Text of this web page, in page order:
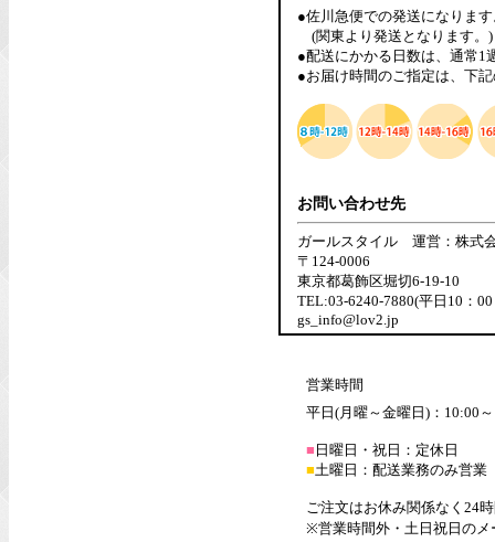
●佐川急便での発送になりま
(関東より発送となります。)
●配送にかかる日数は、通常1
●お届け時間のご指定は、下
お問い合わせ先
ガールスタイル 運営：株式
〒124-0006
東京都葛飾区堀切6-19-10
TEL:03-6240-7880(平日10：
gs_info@lov2.jp
営業時間
平日(月曜～金曜日)：10:00
■ 日曜日・祝日：定休日
■土曜日：配送業務のみ営業
ご注文はお休み関係なく24
※営業時間外・土日祝日のメ